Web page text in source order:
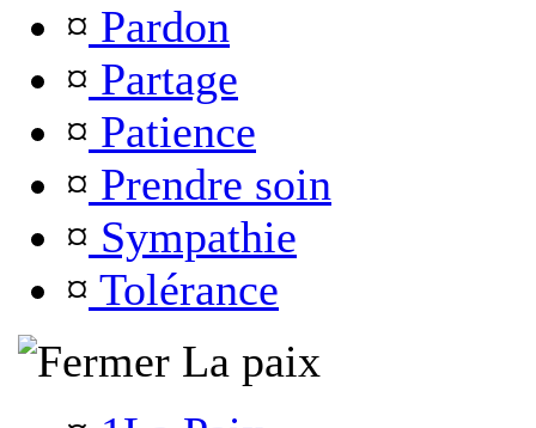
¤ Pardon
¤ Partage
¤ Patience
¤ Prendre soin
¤ Sympathie
¤ Tolérance
La paix